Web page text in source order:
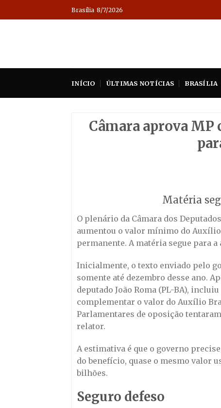
to
Brasília 8/7/2026
INÍCIO ÚLTIMAS NOTÍCIAS BRASÍLIA
Câmara aprova MP
Matéria
O plenário da Câmara dos
aumentou o valor mínimo do
permanente. A matéria segue para a
Inicialmente, o texto enviado pelo
somente até dezembro desse ano.
deputado João Roma (PL-BA),
complementar o valor do Auxílio
Parlamentares de oposição
relator.
A estimativa é que o governo
do benefício, quase o mesmo valor
bilhões.
Seguro defeso